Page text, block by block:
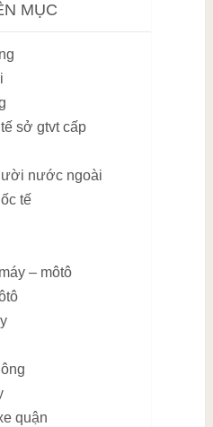
MỤC
sở gtvt cấp
nước ngoài
tế
– môtô
quận